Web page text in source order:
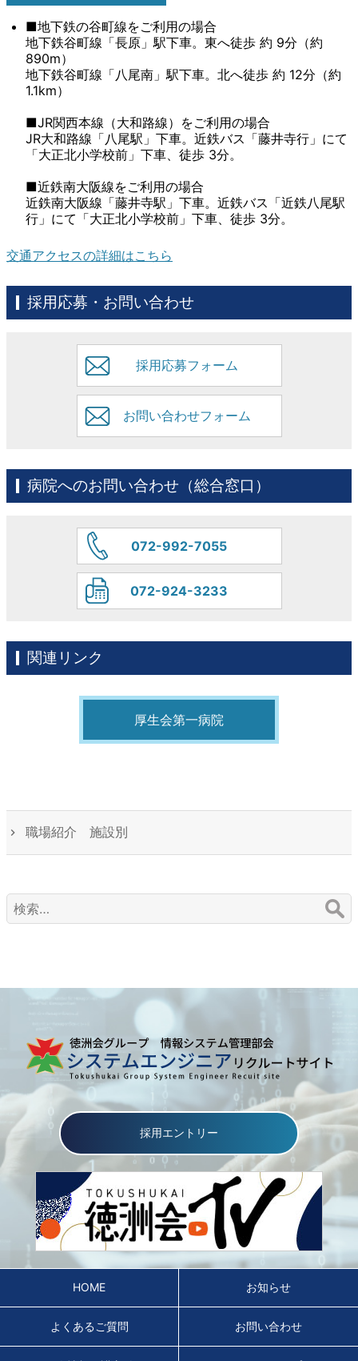
■地下鉄の谷町線をご利用の場合
地下鉄谷町線「長原」駅下車。東へ徒歩 約 9分（約
890m）
地下鉄谷町線「八尾南」駅下車。北へ徒歩 約 12分（約
1.1km）
■JR関西本線（大和路線）をご利用の場合
JR大和路線「八尾駅」下車。近鉄バス「藤井寺行」にて
「大正北小学校前」下車、徒歩 3分。
■近鉄南大阪線をご利用の場合
近鉄南大阪線「藤井寺駅」下車。近鉄バス「近鉄八尾駅
行」にて「大正北小学校前」下車、徒歩 3分。
交通アクセスの詳細はこちら
採用応募・お問い合わせ
採用応募フォーム
お問い合わせフォーム
病院へのお問い合わせ（総合窓口）
072-992-7055
072-924-3233
関連リンク
厚生会第一病院
職場紹介 施設別
検
索:
採用エントリー
HOME お知らせ
よくあるご質問 お問い合わせ